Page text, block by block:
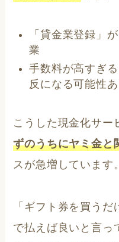
「貸金業登録」
業
手数料が高すぎ
反になる可能性あ
こうした現金化サー
ずのうちにヤミ金と
スが急増しています。
「ギフト券を買う
で払えば良いと言っ